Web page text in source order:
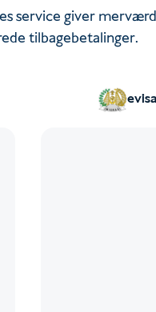
service giver
tilbagebetalinger.